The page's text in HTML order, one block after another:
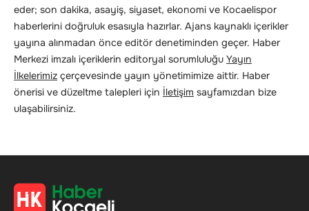
eder; son dakika, asayiş, siyaset, ekonomi ve Kocaelispor
haberlerini doğruluk esasıyla hazırlar. Ajans kaynaklı içerikler
yayına alınmadan önce editör denetiminden geçer. Haber
Merkezi imzalı içeriklerin editoryal sorumluluğu Yayın
İlkelerimiz çerçevesinde yayın yönetimimize aittir. Haber
önerisi ve düzeltme talepleri için İletişim sayfamızdan bize
ulaşabilirsiniz.